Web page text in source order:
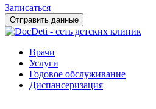
Записаться
Отправить данные
Врачи
Услуги
Годовое обслуживание
Диспансеризация